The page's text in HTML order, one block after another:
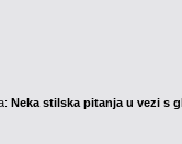
Neka stilska pitanja u vezi s